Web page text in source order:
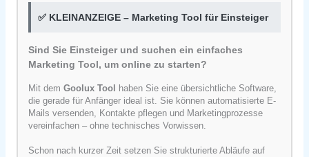
✅ KLEINANZEIGE – Marketing Tool für Einsteiger
Sind Sie Einsteiger und suchen ein einfaches
Marketing Tool, um online zu starten?
Mit dem Goolux Tool
haben Sie eine übersichtliche Software,
die gerade für Anfänger ideal ist. Sie können automatisierte E-
Mails versenden, Kontakte pflegen und Marketingprozesse
vereinfachen – ohne technisches Vorwissen.
Schon nach kurzer Zeit setzen Sie strukturierte Abläufe auf